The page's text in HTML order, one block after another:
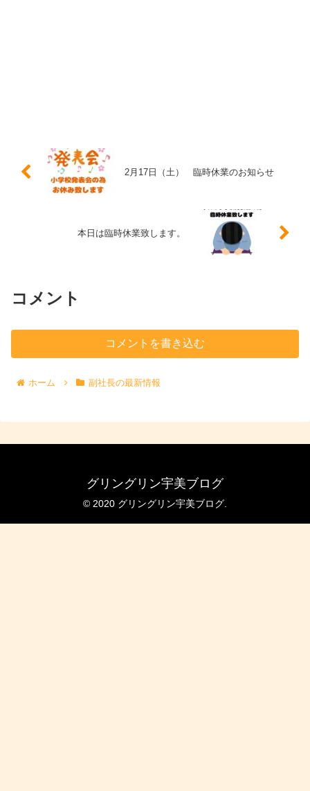
2月17日（土） 臨時休業のお知らせ
本日は臨時休業致します。
コメント
コメントを書き込む
ホーム 副社長の最新情報
グリングリン宇美ブログ
© 2020 グリングリン宇美ブログ.